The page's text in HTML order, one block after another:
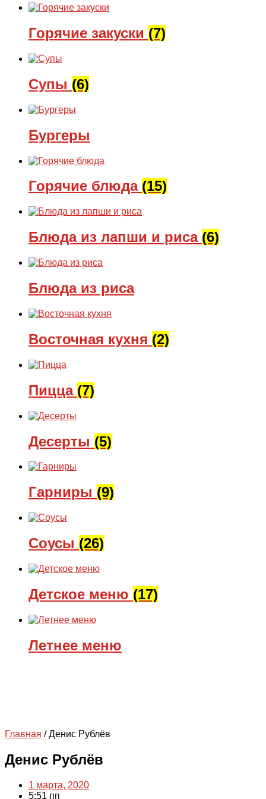
Горячие закуски (7)
Супы (6)
Бургеры
Горячие блюда (15)
Блюда из лапши и риса (6)
Блюда из риса
Восточная кухня (2)
Пицца (7)
Десерты (5)
Гарниры (9)
Соусы (26)
Детское меню (17)
Летнее меню
Главная /Денис Рублёв
Денис Рублёв
1 марта, 2020
5:51 пп